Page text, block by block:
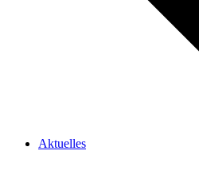
Aktuelles